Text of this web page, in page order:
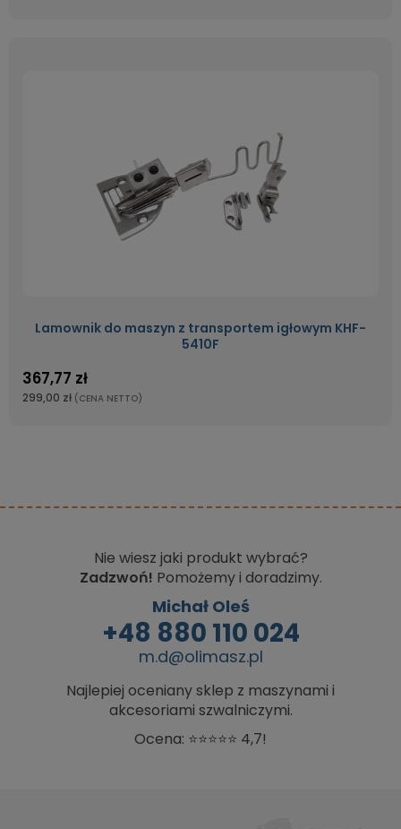
Lamownik do maszyn z transportem igłowym KHF-
5410F
367,77 zł
299,00 zł (CENA NETTO)
Nie wiesz jaki produkt wybrać?
Zadzwoń! Pomożemy i doradzimy.
Michał Oleś
+48 880 110 024
m.d@olimasz.pl
Najlepiej oceniany sklep z maszynami i
akcesoriami szwalniczymi.
Ocena: ⭐⭐⭐⭐⭐ 4,7!